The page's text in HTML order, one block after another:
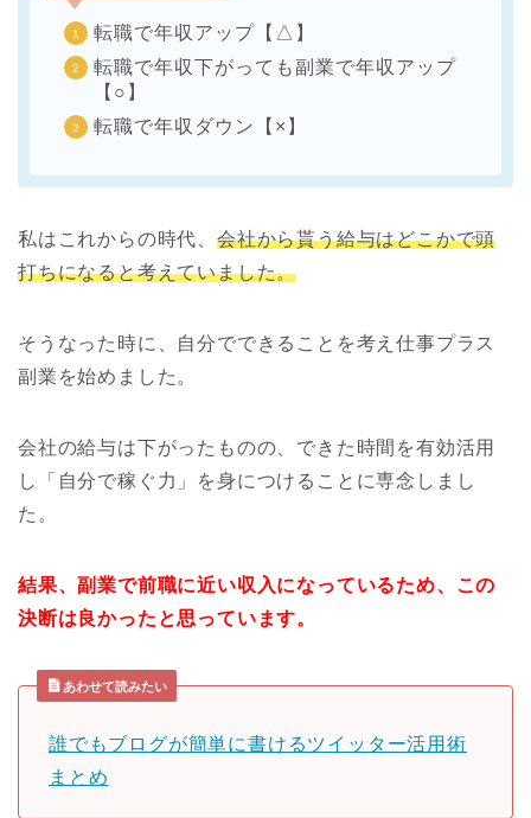
転職で年収アップ【△】
転職で年収下がっても副業で年収アップ
【○】
転職で年収ダウン【×】
私は これからの時代、会社から貰う給与はどこかで頭
打ちになると考えていました。
そうなった時に、自分でできることを考え仕事プラス
副業を始めました。
会社の給与は下がったものの、できた時間を有効活用
し「自分で稼ぐ力」を身につけることに専念しまし
た。
結果、副業で前職に近い収入になっているため、この
決断は良かったと思っています。
あわせて読みたい
誰でもブログが簡単に書けるツイッター活用術
まとめ